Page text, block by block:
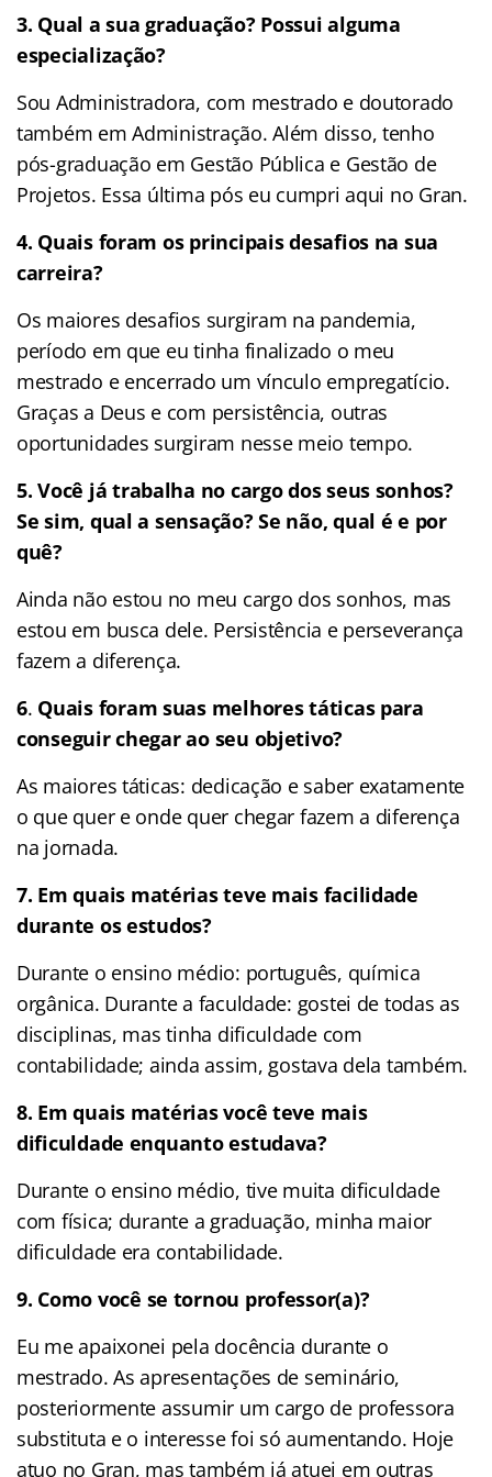
3. Qual a sua graduação? Possui alguma
especialização?
Sou Administradora, com mestrado e doutorado
também em Administração. Além disso, tenho
pós-graduação em Gestão Pública e Gestão de
Projetos. Essa última pós eu cumpri aqui no Gran.
4. Quais foram os principais desafios na sua
carreira?
Os maiores desafios surgiram na pandemia,
período em que eu tinha finalizado o meu
mestrado e encerrado um vínculo empregatício.
Graças a Deus e com persistência, outras
oportunidades surgiram nesse meio tempo.
5.Você já trabalha no cargo dos seus sonhos?
Se sim, qual a sensação? Se não, qual é e por
quê?
Ainda não estou no meu cargo dos sonhos, mas
estou em busca dele. Persistência e perseverança
fazem a diferença.
6. Quais foram suas melhores táticas para
conseguir chegar ao seu objetivo?
As maiores táticas: dedicação e saber exatamente
o que quer e onde quer chegar fazem a diferença
na jornada.
7. Em quais matérias teve mais facilidade
durante os estudos?
Durante o ensino médio: português, química
orgânica. Durante a faculdade: gostei de todas as
disciplinas, mas tinha dificuldade com
contabilidade; ainda assim, gostava dela também.
8. Em quais matérias você teve mais
dificuldade enquanto estudava?
Durante o ensino médio, tive muita dificuldade
com física; durante a graduação, minha maior
dificuldade era contabilidade.
9. Como você se tornou professor(a)?
Eu me apaixonei pela docência durante o
mestrado. As apresentações de seminário,
posteriormente assumir um cargo de professora
substituta e o interesse foi só aumentando. Hoje
atuo no Gran, mas também já atuei em outras